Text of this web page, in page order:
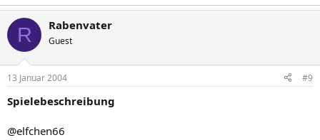
R Rabenvater
Guest
13 Januar 2004 #9
Spielebeschreibung
@elfchen66